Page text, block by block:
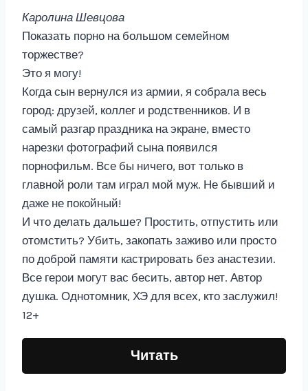
Каролина Шевцова
Показать порно на большом семейном
торжестве?
Это я могу!
Когда сын вернулся из армии, я собрала весь
город: друзей, коллег и родственников. И в
самый разгар праздника на экране, вместо
нарезки фотографий сына появился
порнофильм. Все бы ничего, вот только в
главной роли там играл мой муж. Не бывший и
даже не покойный!
И что делать дальше? Простить, отпустить или
отомстить? Убить, закопать заживо или просто
по доброй памяти кастрировать без анастезии.
Все герои могут вас бесить, автор нет. Автор
душка. Однотомник, ХЭ для всех, кто заслужил!
12+
Читать